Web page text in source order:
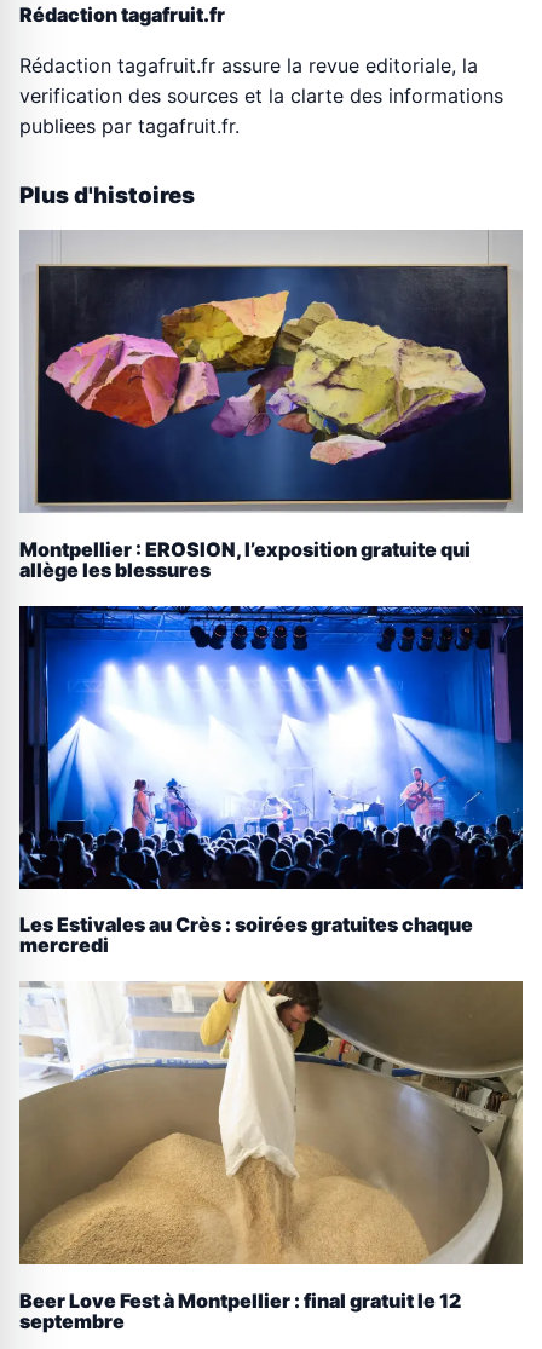
Rédaction tagafruit.fr
Rédaction tagafruit.fr assure la revue editoriale, la
verification des sources et la clarte des informations
publiees par tagafruit.fr.
Plus d'histoires
Montpellier : EROSION, l’exposition gratuite qui
allège les blessures
Les Estivales au Crès : soirées gratuites chaque
mercredi
Beer Love Fest à Montpellier : final gratuit le 12
septembre